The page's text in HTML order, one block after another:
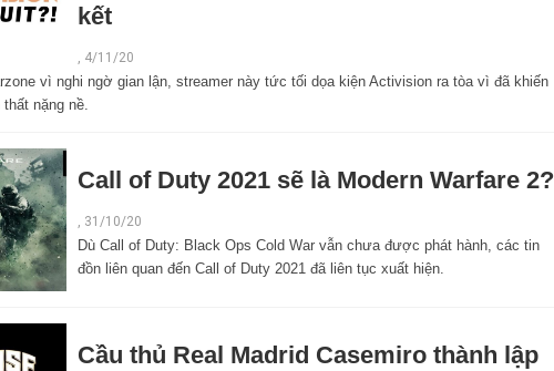
kết
, 4/11/20
vì nghi ngờ gian lận, streamer này tức tối dọa kiện Activision ra tòa vì đã khiến
nặng nề.
Call of Duty 2021 sẽ là Modern Warfare 2?
, 31/10/20
Dù Call of Duty: Black Ops Cold War vẫn chưa được phát hành, các tin
đồn liên quan đến Call of Duty 2021 đã liên tục xuất hiện.
Cầu thủ Real Madrid Casemiro thành lập